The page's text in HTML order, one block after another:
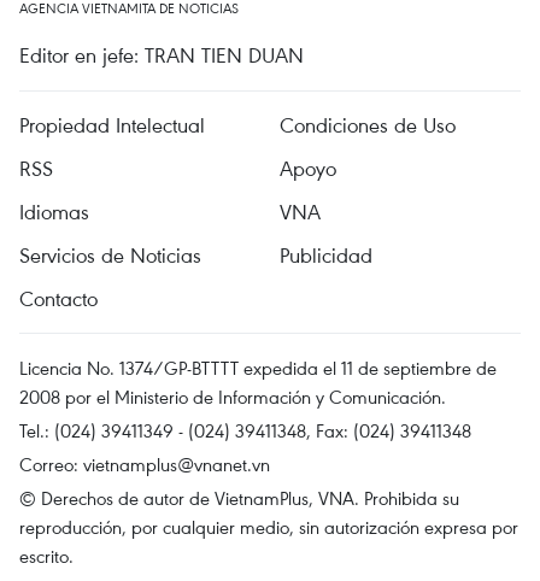
AGENCIA VIETNAMITA DE NOTICIAS
Editor en jefe: TRAN TIEN DUAN
Propiedad Intelectual
Condiciones de Uso
RSS
Apoyo
Idiomas
VNA
Servicios de Noticias
Publicidad
Contacto
Licencia No. 1374/GP-BTTTT expedida el 11 de septiembre de
2008 por el Ministerio de Información y Comunicación.
Tel.: (024) 39411349 - (024) 39411348, Fax: (024) 39411348
Correo: vietnamplus@vnanet.vn
© Derechos de autor de VietnamPlus, VNA. Prohibida su
reproducción, por cualquier medio, sin autorización expresa por
escrito.